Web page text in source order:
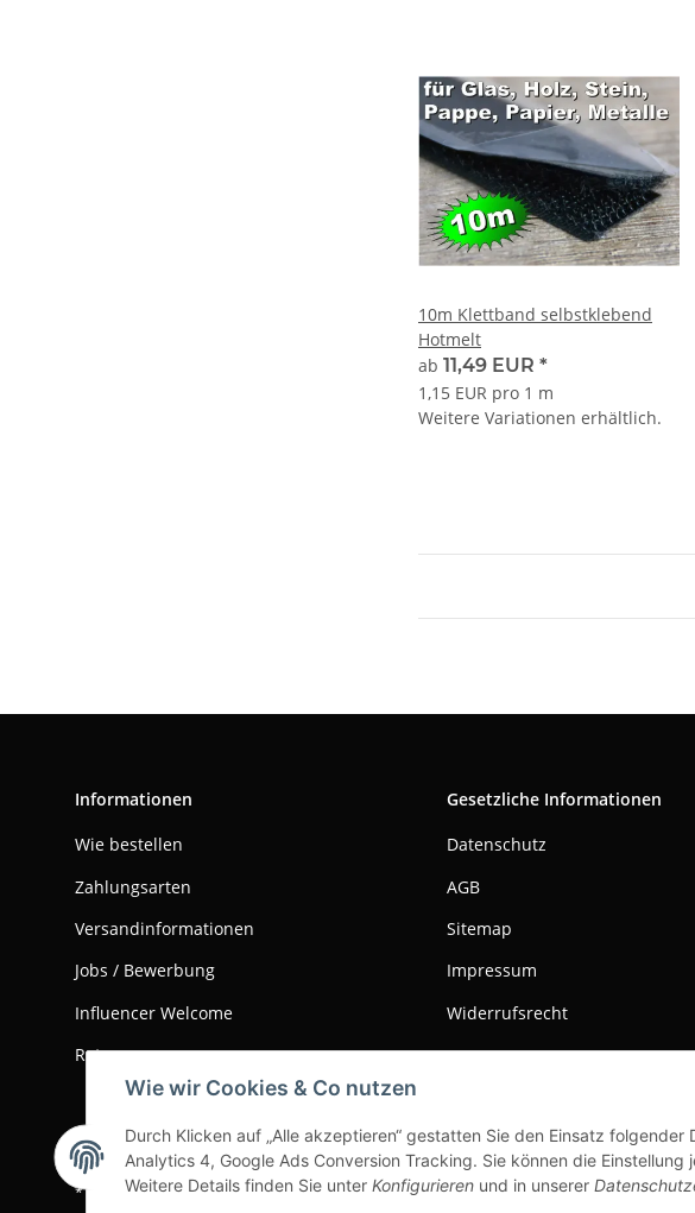
Wie wir Cookies & Co nutzen
Durch Klicken auf „Alle akzeptieren“ gestatten Sie den Einsatz
Analytics 4, Google Ads Conversion Tracking. Sie können die
Weitere Details finden Sie unter Konfigurieren und in unserer
10m Klettband selbstklebend
Hotmelt
ab 11,49 EUR *
1,15 EUR pro 1 m
Weitere Variationen erhältlich.
Informationen
Wie bestellen
Zahlungsarten
Versandinformationen
Jobs / Bewerbung
Influencer Welcome
Retouren
Gesetzliche Informationen
Datenschutz
AGB
Sitemap
Impressum
Widerrufsrecht
Vertrag widerrufen
* Alle Preise inkl. gesetzlicher USt., zzgl.Versand